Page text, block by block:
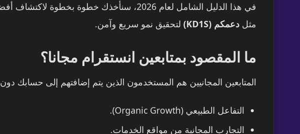
في هذا الدليل الشامل لعام 2026، سنأخذك
مثل دعمكم (KD1S) لتحقيق نمو سريع وآمن.
ما المقصود بمتابعين انستقرام مجانا؟
المتابعين المجانيين هم المستخدمون الذين يتم إضافتهم إلى حسابك
التفاعل الطبيعي (Organic Growth).
التجارب المجانية من مواقع الخدمات.